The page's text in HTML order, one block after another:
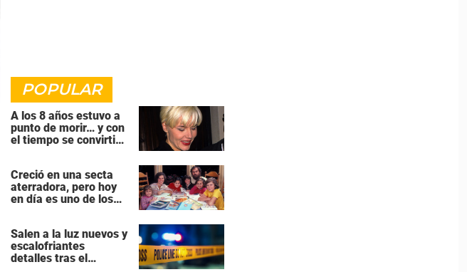
POPULAR
A los 8 años estuvo a
punto de morir… y con
el tiempo se convirtió
Hollywood
Creció en una secta
aterradora, pero hoy
en día es uno de los
Hollywood
Salen a la luz nuevos y
escalofriantes
detalles tras el